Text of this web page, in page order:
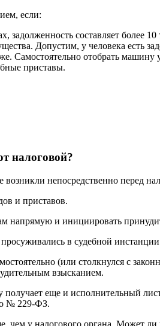
если:
задолженность составляет более
Допустим, у человека есть
Самостоятельно отобрать
приставы.
налоговой?
непосредственно перед
и приставов.
напрямую и инициировать
в судебной
(или столкнулся с
взысканием.
еще и исполнительный
№ 229-ФЗ.
у налогового органа. Может ли